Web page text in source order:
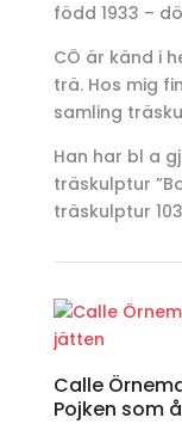
född 1933 –
CÖ är känd i
trä. Hos mig
samling
Han har bl a
träskulptur
träskulptur
Calle
Pojken som